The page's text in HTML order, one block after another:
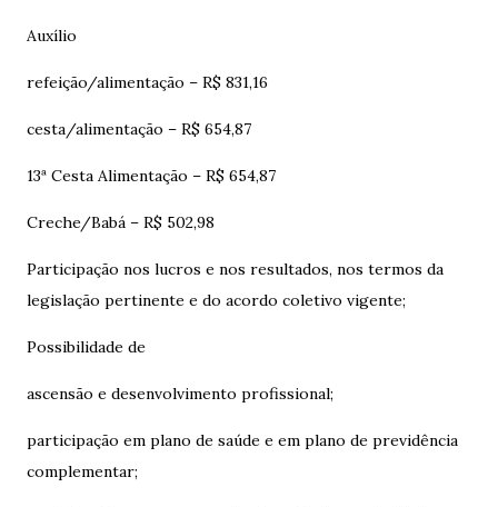
Auxílio
refeição/alimentação – R$ 831,16
cesta/alimentação – R$ 654,87
13ª Cesta Alimentação – R$ 654,87
Creche/Babá – R$ 502,98
Participação nos lucros e nos resultados, nos termos da
legislação pertinente e do acordo coletivo vigente;
Possibilidade de
ascensão e desenvolvimento profissional;
participação em plano de saúde e em plano de previdência
complementar;